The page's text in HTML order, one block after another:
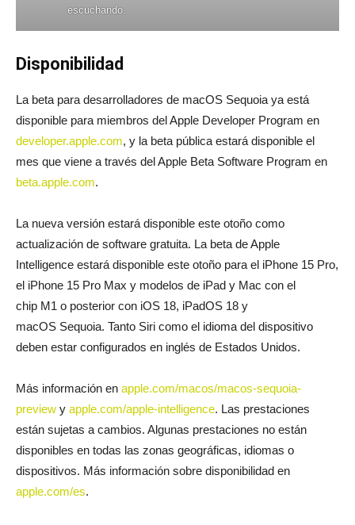
escuchando.
Disponibilidad
La beta para desarrolladores de macOS Sequoia ya está
disponible para miembros del Apple Developer Program en
developer.apple.com, y la beta pública estará disponible el
mes que viene a través del Apple Beta Software Program en
beta.apple.com.
La nueva versión estará disponible este otoño como
actualización de software gratuita. La beta de Apple
Intelligence estará disponible este otoño para el iPhone 15 Pro,
el iPhone 15 Pro Max y modelos de iPad y Mac con el
chip M1 o posterior con iOS 18, iPadOS 18 y
macOS Sequoia. Tanto Siri como el idioma del dispositivo
deben estar configurados en inglés de Estados Unidos.
Más información en apple.com/macos/macos-sequoia-
preview y apple.com/apple-intelligence. Las prestaciones
están sujetas a cambios. Algunas prestaciones no están
disponibles en todas las zonas geográficas, idiomas o
dispositivos. Más información sobre disponibilidad en
apple.com/es.